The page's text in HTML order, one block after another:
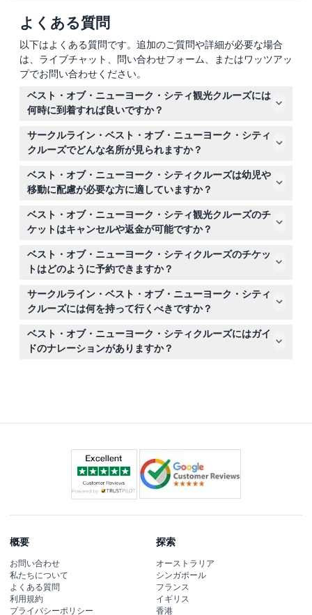
分前にアクティビティ開催場所に到着するよう計画してくださ
い。
乗船は出発の30分前に開始し、船は予定どおりに出発しま
す。
座席は先着順です。
すべての船舶の1階は車椅子対応です。
サラダ、スナックなどの出来たてメニューや、ビール、ワイ
ン、カクテルを含む温冷の飲み物を購入できます。
利用規約
このチケットはキャンセルできません。ただし、2024年05月
子供・大人ポリシー
3歳未満の子供は無料ですが、チケット窓口で入場券の取得が
よくある質問
以下はよくある質問です。追加のご質問や詳細が必要な場合
は、ライブチャット、問い合わせフォーム、またはワッツアッ
プでお問い合わせください。
ベスト・オブ・ニューヨーク・シティ観光クルーズには
何時に到着すれば良いですか？
保安検査のため、出発予定時刻の少なくとも45〜60分前
には到着するように計画してください。乗船は出発の30
分前に始まり、クルーズは時間通りに出航します（変更の
可能性がありますので、ご予約時にご確認ください）。
サークルライン・ベスト・オブ・ニューヨーク・シティ
クルーズでどんな名所が見られますか？
リバティ島の自由の女神像、エンパイア・ステート・ビル
ディング、ブルックリン橋、ワン・ワールド・トレード・
センター、ヤンキー・スタジアム、ジョージ・ワシントン
橋など、130以上の名所をご覧いただけます。
ベスト・オブ・ニューヨーク・シティクルーズは幼児や
移動に配慮が必要な方に適していますか？
3歳未満の子供は無料で乗船できますが、チケットは必要
です。車椅子対応のクルーズなので、多くの移動に配慮が
必要な方にも適しています。
ベスト・オブ・ニューヨーク・シティ観光クルーズのチ
ケットはキャンセルや返金が可能ですか？
チケットは返金不可・キャンセル不可のため、ご予約前に
計画を確定していることをご確認ください。
ベスト・オブ・ニューヨーク・シティクルーズのチケッ
トはどのように予約できますか？
このウェブサイト上で簡単にオンライン予約ができ、ご希
望の日付と時間の空き状況も確認できます。
サークルライン・ベスト・オブ・ニューヨーク・シティ
クルーズには何を持って行くべきですか？
天候が変わりやすいため、快適な服装と重ね着をご用意く
ださい。また、素晴らしい景色を撮影するためのカメラも
おすすめです。屋外のエリアにはジャケットを持参するの
ベスト・オブ・ニューヨーク・シティクルーズにはガイ
ドのナレーションがありますか？
概要
お問い合わせ
私たちについて
よくある質問
利用規約
プライバシーポリシー
探索
オーストラリア
シンガポール
フランス
イギリス
香港